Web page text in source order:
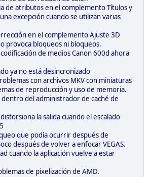
de atributos en el complemento Títulos y
excepción cuando se utilizan varias
en el complemento Ajuste 3D
provoca bloqueos ni bloqueos.
de medios Canon 600d ahora
ya no está desincronizado
con archivos MKV con miniaturas
de reproducción y uso de memoria.
del administrador de caché de
la salida cuando el escalado
que podía ocurrir después de
después de volver a enfocar VEGAS.
cuando la aplicación vuelve a estar
de pixelización de AMD.